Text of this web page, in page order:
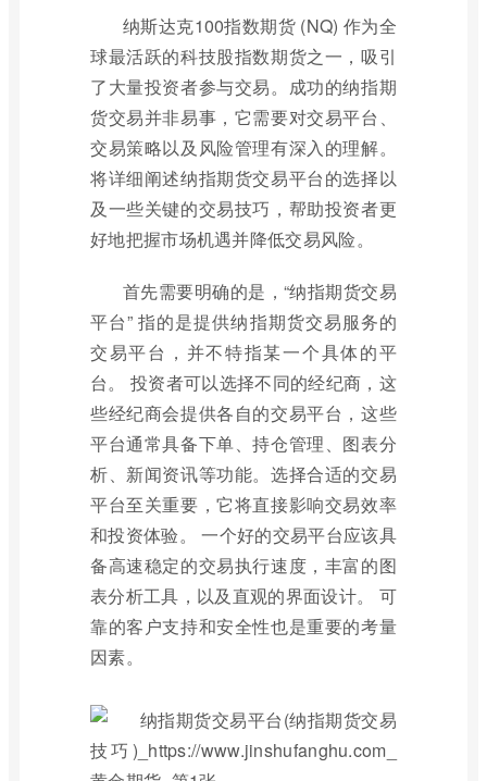
纳斯达克100指数期货 (NQ) 作为全
球最活跃的科技股指数期货之一，吸引
了大量投资者参与交易。成功的纳指期
货交易并非易事，它需要对交易平台、
交易策略以及风险管理有深入的理解。
将详细阐述纳指期货交易平台的选择以
及一些关键的交易技巧，帮助投资者更
好地把握市场机遇并降低交易风险。
首先需要明确的是，“纳指期货交易
平台” 指的是提供纳指期货交易服务的
交易平台，并不特指某一个具体的平
台。 投资者可以选择不同的经纪商，这
些经纪商会提供各自的交易平台，这些
平台通常具备下单、持仓管理、图表分
析、新闻资讯等功能。选择合适的交易
平台至关重要，它将直接影响交易效率
和投资体验。 一个好的交易平台应该具
备高速稳定的交易执行速度，丰富的图
表分析工具，以及直观的界面设计。 可
靠的客户支持和安全性也是重要的考量
因素。